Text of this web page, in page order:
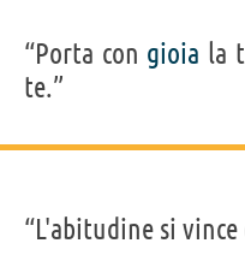
“Porta con gioia la
te.”
“L'abitudine si